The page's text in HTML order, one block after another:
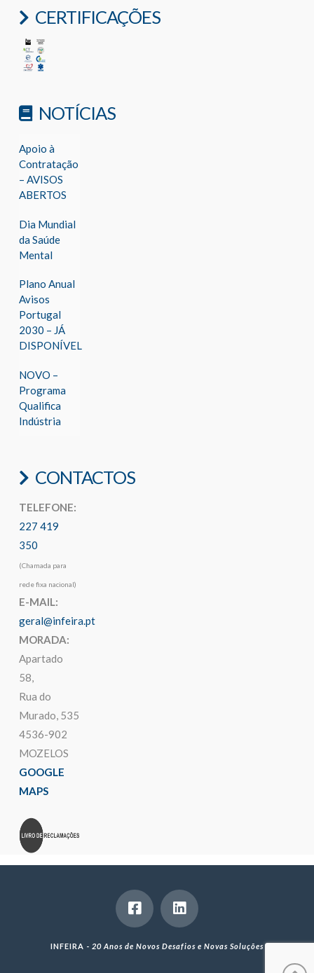
CERTIFICAÇÕES
NOTÍCIAS
Apoio à
Contratação
– AVISOS
ABERTOS
Dia Mundial
da Saúde
Mental
Plano Anual
Avisos
Portugal
2030 – JÁ
DISPONÍVEL
NOVO –
Programa
Qualifica
Indústria
CONTACTOS
TELEFONE:
227 419
350
(Chamada para
rede fixa nacional)
E-MAIL:
geral@infeira.pt
MORADA:
Apartado
58,
Rua do
Murado, 535
4536-902
MOZELOS
GOOGLE
MAPS
INFEIRA - 20 Anos de Novos Desafios e Novas Soluções